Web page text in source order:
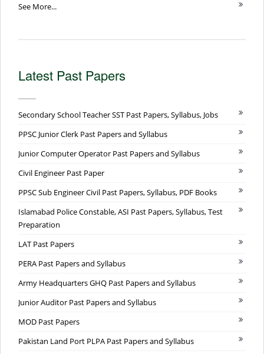
See More...
Latest Past Papers
Secondary School Teacher SST Past Papers, Syllabus, Jobs
PPSC Junior Clerk Past Papers and Syllabus
Junior Computer Operator Past Papers and Syllabus
Civil Engineer Past Paper
PPSC Sub Engineer Civil Past Papers, Syllabus, PDF Books
Islamabad Police Constable, ASI Past Papers, Syllabus, Test
Preparation
LAT Past Papers
PERA Past Papers and Syllabus
Army Headquarters GHQ Past Papers and Syllabus
Junior Auditor Past Papers and Syllabus
MOD Past Papers
Pakistan Land Port PLPA Past Papers and Syllabus